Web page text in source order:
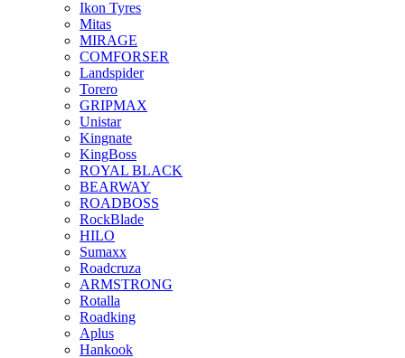
Ikon Tyres
Mitas
MIRAGE
COMFORSER
Landspider
Torero
GRIPMAX
Unistar
Kingnate
KingBoss
ROYAL BLACK
BEARWAY
ROADBOSS
RockBlade
HILO
Sumaxx
Roadcruza
ARMSTRONG
Rotalla
Roadking
Aplus
Hankook